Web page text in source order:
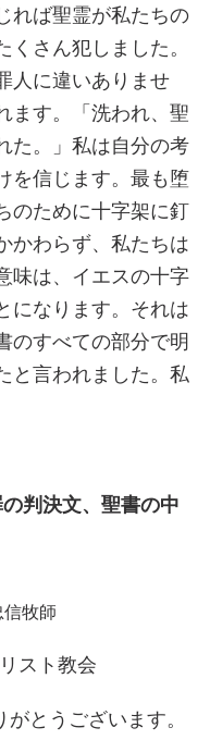
れば聖霊が私たちの
さん犯しました。
人に違いありませ
ます。「洗われ、聖
た。」私は自分の考
を信じます。最も堕
のために十字架に釘
かわらず、私たちは
味は、イエスの十字
になります。それは
のすべての部分で明
と言われました。私
判決文、聖書の中
牧師
スト教会
とうございます。